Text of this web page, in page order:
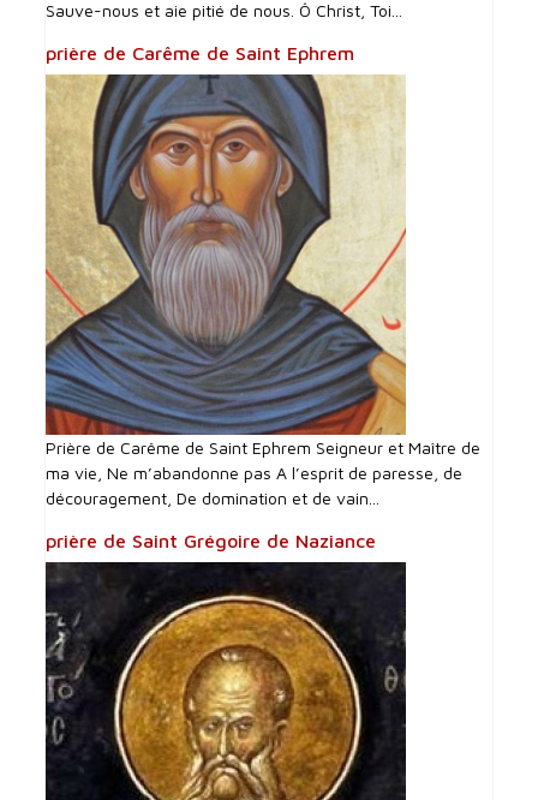
Sauve-nous et aie pitié de nous. Ô Christ, Toi...
prière de Carême de Saint Ephrem
Prière de Carême de Saint Ephrem Seigneur et Maître de
ma vie, Ne m’abandonne pas A l’esprit de paresse, de
découragement, De domination et de vain...
prière de Saint Grégoire de Naziance